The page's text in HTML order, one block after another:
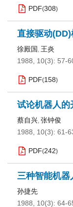
PDF(308)
直接驱动
徐殿国 , 王炎
1988, 10(3): 57-
PDF(158)
试论机器人的
蔡自兴, 张钟俊
1988, 10(3): 61-
PDF(242)
三种智能机器
孙捷先
1988, 10(3): 64-